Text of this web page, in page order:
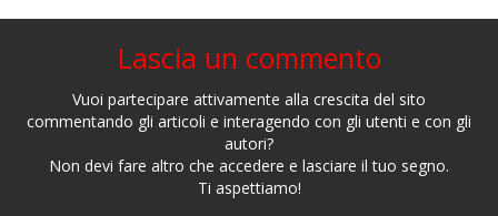
Lascia un commento
Vuoi partecipare attivamente alla crescita del sito
commentando gli articoli e interagendo con gli utenti e con gli
autori?
Non devi fare altro che accedere e lasciare il tuo segno.
Ti aspettiamo!